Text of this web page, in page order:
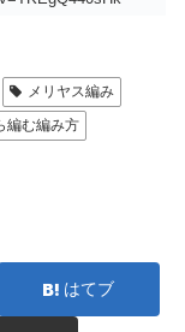
メリヤス編み
編む編み方
はてブ